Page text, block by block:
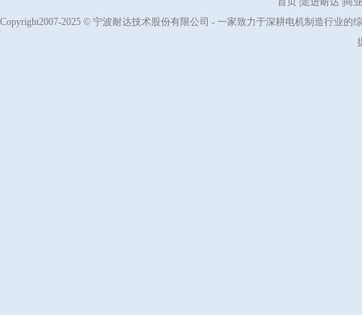
Copyright2007-2025 © 宁波耐达技术股份有限公司 - 一家致力于深耕电机制造行业